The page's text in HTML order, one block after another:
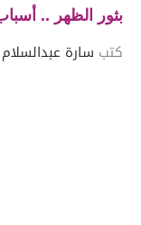
بثور الظهر ..
كتب سارة عبدالسلام